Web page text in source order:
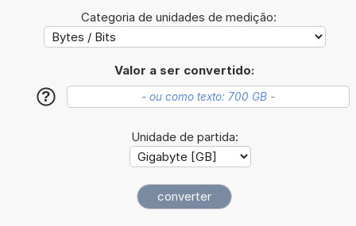
Categoria de unidades de medição:
Valor a ser convertido:
?
Unidade de partida: